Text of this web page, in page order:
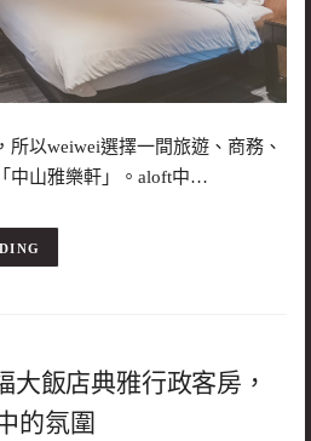
所以weiwei選擇一間旅遊、商務、
中山雅樂軒」。aloft中…
大飯店典雅行政客房，
的氛圍